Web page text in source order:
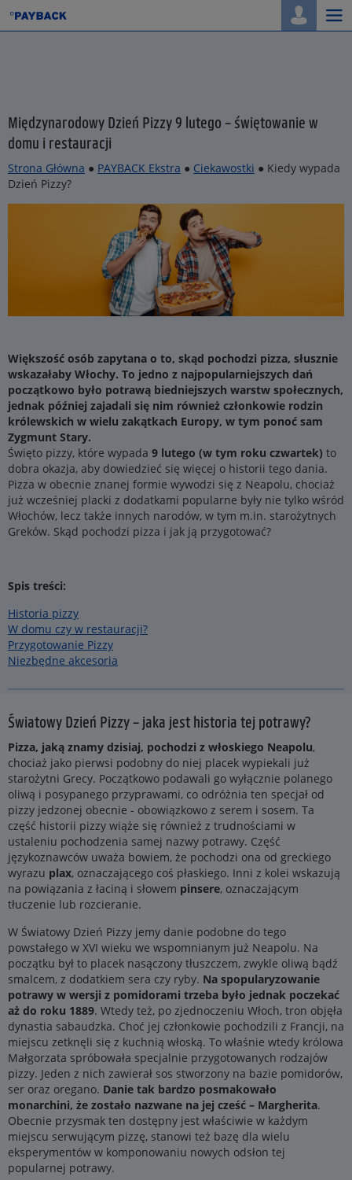
Międzynarodowy Dzień Pizzy 9 lutego – świętowanie w
domu i restauracji
Strona Główna ● PAYBACK Ekstra ● Ciekawostki ● Kiedy wypada
Dzień Pizzy?
Większość osób zapytana o to, skąd pochodzi pizza, słusznie
wskazałaby Włochy. To jedno z najpopularniejszych dań
początkowo było potrawą biedniejszych warstw społecznych,
jednak później zajadali się nim również członkowie rodzin
królewskich w wielu zakątkach Europy, w tym ponoć sam
Zygmunt Stary.
Święto pizzy, które wypada 9 lutego (w tym roku czwartek) to
dobra okazja, aby dowiedzieć się więcej o historii tego dania.
Pizza w obecnie znanej formie wywodzi się z Neapolu, chociaż
już wcześniej placki z dodatkami popularne były nie tylko wśród
Włochów, lecz także innych narodów, w tym m.in. starożytnych
Greków. Skąd pochodzi pizza i jak ją przygotować?
Spis treści:
Historia pizzy
W domu czy w restauracji?
Przygotowanie Pizzy
Niezbędne akcesoria
Światowy Dzień Pizzy – jaka jest historia tej potrawy?
Pizza, jaką znamy dzisiaj, pochodzi z włoskiego Neapolu,
chociaż jako pierwsi podobny do niej placek wypiekali już
starożytni Grecy. Początkowo podawali go wyłącznie polanego
oliwą i posypanego przyprawami, co odróżnia ten specjał od
pizzy jedzonej obecnie - obowiązkowo z serem i sosem. Ta
część historii pizzy wiąże się również z trudnościami w
ustaleniu pochodzenia samej nazwy potrawy. Część
językoznawców uważa bowiem, że pochodzi ona od greckiego
wyrazu plax, oznaczającego coś płaskiego. Inni z kolei wskazują
na powiązania z łaciną i słowem pinsere, oznaczającym
tłuczenie lub rozcieranie.
W Światowy Dzień Pizzy jemy danie podobne do tego
powstałego w XVI wieku we wspomnianym już Neapolu. Na
początku był to placek nasączony tłuszczem, zwykle oliwą bądź
smalcem, z dodatkiem sera czy ryby. Na spopularyzowanie
potrawy w wersji z pomidorami trzeba było jednak poczekać
aż do roku 1889. Wtedy też, po zjednoczeniu Włoch, tron objęła
dynastia sabaudzka. Choć jej członkowie pochodzili z Francji, na
miejscu zetknęli się z kuchnią włoską. To właśnie wtedy królowa
Małgorzata spróbowała specjalnie przygotowanych rodzajów
pizzy. Jeden z nich zawierał sos stworzony na bazie pomidorów,
ser oraz oregano. Danie tak bardzo posmakowało
monarchini, że zostało nazwane na jej cześć – Margherita.
Obecnie przysmak ten dostępny jest właściwie w każdym
miejscu serwującym pizzę, stanowi też bazę dla wielu
eksperymentów w komponowaniu nowych odsłon tej
popularnej potrawy.